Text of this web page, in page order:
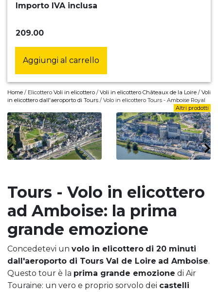
Importo IVA inclusa
209.00
Aggiungi al carrello
Home / Elicottero Voli in elicottero / Voli in elicottero Châteaux de la Loire / Voli
in elicottero dall'aeroporto di Tours / Volo in elicottero Tours - Amboise Royal
Altri prodotti
Tours - Volo in elicottero
ad Amboise: la prima
grande emozione
Concedetevi un volo in elicottero di 20 minuti
dall'aeroporto di Tours Val de Loire ad Amboise.
Questo tour è la prima grande emozione di Air
Touraine: un vero e proprio sorvolo dei castelli